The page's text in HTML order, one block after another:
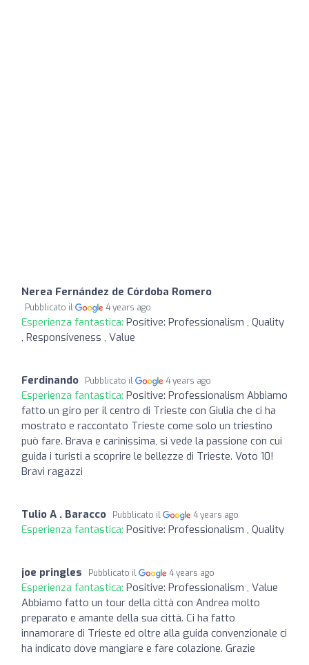
Nerea Fernández de Córdoba Romero
Pubblicato il 4 years ago
Esperienza fantastica: Positive: Professionalism , Quality
, Responsiveness , Value
Ferdinando Pubblicato il 4 years ago
Esperienza fantastica: Positive: Professionalism Abbiamo
fatto un giro per il centro di Trieste con Giulia che ci ha
mostrato e raccontato Trieste come solo un triestino
può fare. Brava e carinissima, si vede la passione con cui
guida i turisti a scoprire le bellezze di Trieste. Voto 10!
Bravi ragazzi
Tulio A . Baracco Pubblicato il 4 years ago
Esperienza fantastica: Positive: Professionalism , Quality
joe pringles Pubblicato il 4 years ago
Esperienza fantastica: Positive: Professionalism , Value
Abbiamo fatto un tour della città con Andrea molto
preparato e amante della sua città. Ci ha fatto
innamorare di Trieste ed oltre alla guida convenzionale ci
ha indicato dove mangiare e fare colazione. Grazie